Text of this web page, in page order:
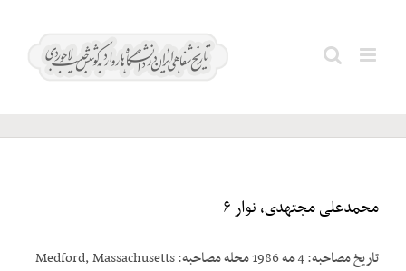
ضرغامی؛
محمدعلی مجتهدی، نوار ۶
تاریخ مصاحبه: 4 مه 1986 محله مصاحبه: Medford, Massachusetts